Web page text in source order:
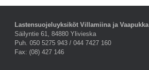
Lastensuojeluyksiköt Villamiina ja Vaapukka
Säilyntie 61, 84880 Ylivieska
Puh. 050 5275 943 / 044 7427 160
Fax: (08) 427 146